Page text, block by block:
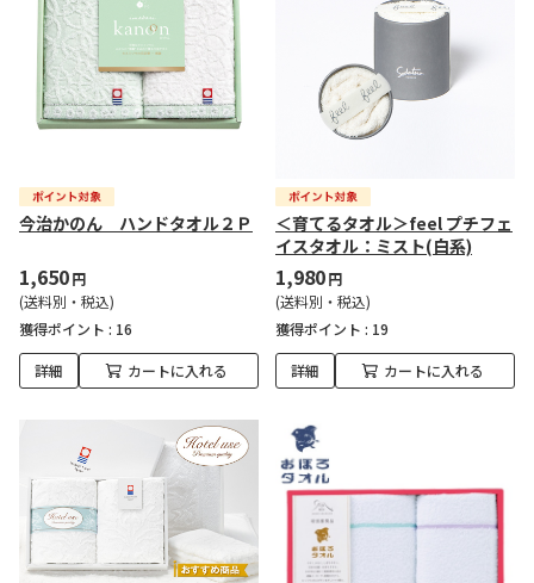
今治かのん ハンドタオル２Ｐ
1,650円
(送料別・税込)
獲得ポイント : 16
詳細 カートに入れる
＜育てるタオル＞feel プチフェ
イスタオル：ミスト(白系)
1,980円
(送料別・税込)
獲得ポイント : 19
詳細 カートに入れる